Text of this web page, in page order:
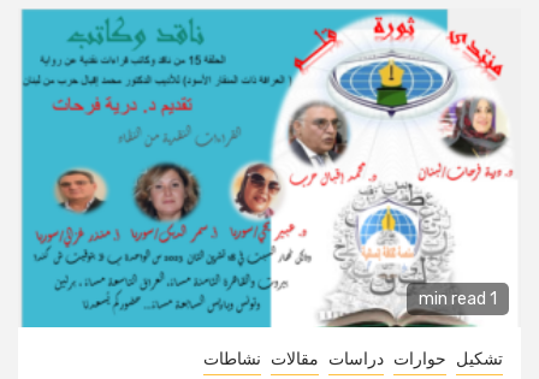
1 min read
تشكيل حوارات دراسات مقالات نشاطات